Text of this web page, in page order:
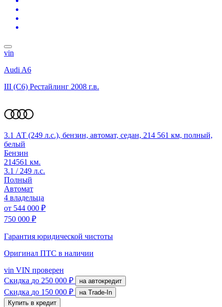
vin
Audi A6
III (C6) Рестайлинг 2008 г.в.
3.1 АТ (249 л.с.), бензин, автомат, седан, 214 561 км, полный,
белый
Бензин
214561 км.
3.1 / 249 л.с.
Полный
Автомат
4 владельца
от 544 000 ₽
750 000 ₽
Гарантия юридической чистоты
Оригинал ПТС в наличии
vin VIN проверен
Скидка до 250 000 ₽ на автокредит
Скидка до 150 000 ₽
на Trade-In
Купить в кредит